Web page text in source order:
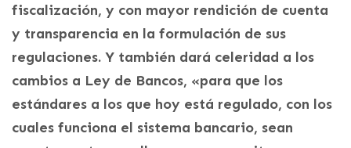
fiscalización, y con mayor rendición de cuenta
y transparencia en la formulación de sus
regulaciones. Y también dará celeridad a los
cambios a Ley de Bancos, «para que los
estándares a los que hoy está regulado, con los
cuales funciona el sistema bancario, sean